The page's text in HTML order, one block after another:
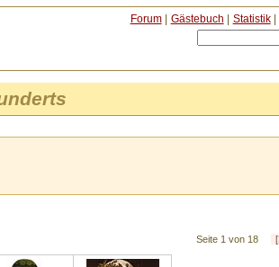
Seite 1 von 18 [
Forum| Gästebuch | Statistik|